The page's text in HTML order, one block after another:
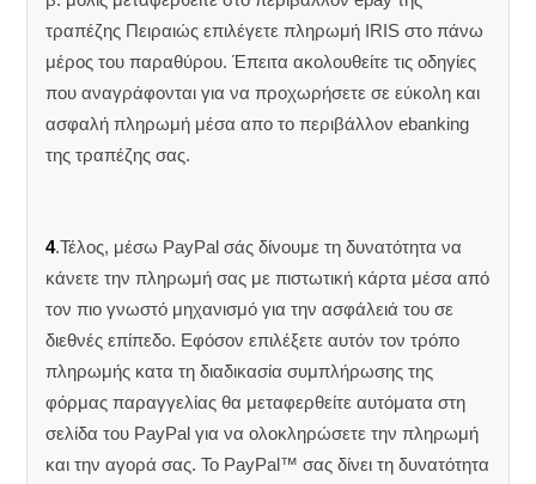
τραπέζης Πειραιώς επιλέγετε πληρωμή IRIS στο πάνω
μέρος του παραθύρου. Έπειτα ακολουθείτε τις οδηγίες
που αναγράφονται για να προχωρήσετε σε εύκολη και
ασφαλή πληρωμή μέσα απο το περιβάλλον ebanking
της τραπέζης σας.
4.Τέλος, μέσω PayPal σάς δίνουμε τη δυνατότητα να
κάνετε την πληρωμή σας με πιστωτική κάρτα μέσα από
τον πιο γνωστό μηχανισμό για την ασφάλειά του σε
διεθνές επίπεδο. Εφόσον επιλέξετε αυτόν τον τρόπο
πληρωμής κατα τη διαδικασία συμπλήρωσης της
φόρμας παραγγελίας θα μεταφερθείτε αυτόματα στη
σελίδα του PayPal για να ολοκληρώσετε την πληρωμή
και την αγορά σας. Το PayPal™ σας δίνει τη δυνατότητα